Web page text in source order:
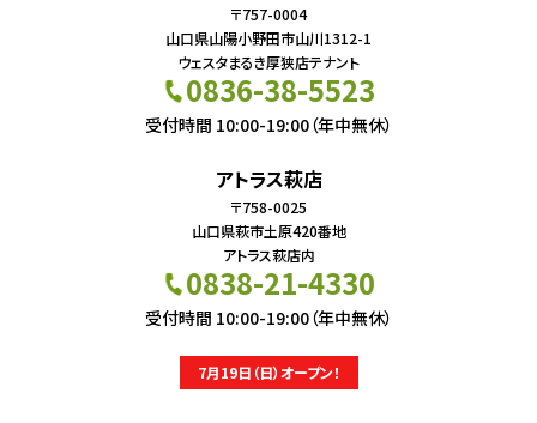
〒757-0004
山口県山陽小野田市山川1312-1
ウェスタまるき厚狭店テナント
0836-38-5523
受付時間 10:00-19:00（年中無休）
アトラス萩店
〒758-0025
山口県萩市土原420番地
アトラス萩店内
0838-21-4330
受付時間 10:00-19:00（年中無休）
7月19日（日）オープン！